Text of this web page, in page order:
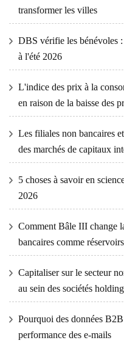
transformer les villes
DBS vérifie les bénévoles
à l'été 2026
L'indice des prix à la
en raison de la baisse des
Les filiales non bancaires
des marchés de capitaux
5 choses à savoir en
2026
Comment Bâle III change
bancaires comme
Capitaliser sur le secteur
au sein des sociétés
Pourquoi des données
performance des e-mails